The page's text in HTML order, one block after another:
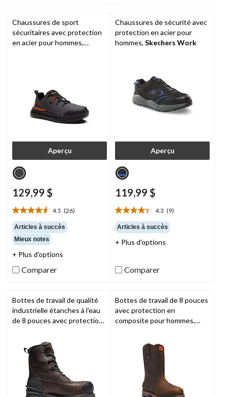
Chaussures de sport
sécuritaires avec protection
en acier pour hommes,
Aperçu
129,99 $
4.5 (26)
4.5
étoile(s)
sur
5.
26
Articles à succès
Mieux notes
+ Plus d'options
Comparer
Chaussures de sécurité avec
protection en acier pour
hommes, Skechers Work
Aperçu
119,99 $
4.3 (9)
4.3
étoile(s)
sur
5.
Articles à succès
+ Plus d'options
Comparer
Bottes de travail de qualité
industrielle étanches à l'eau
de 8 pouces avec protection
Boondock,Timberland PRO
Bottes de travail de 8 pouces
avec protection en
composite pour hommes,